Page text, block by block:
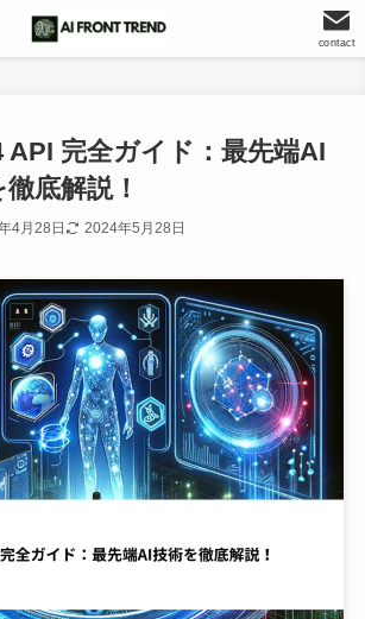
contact
API 完全ガイド：最先端AI
底解説！
4月28日 2024年5月28日